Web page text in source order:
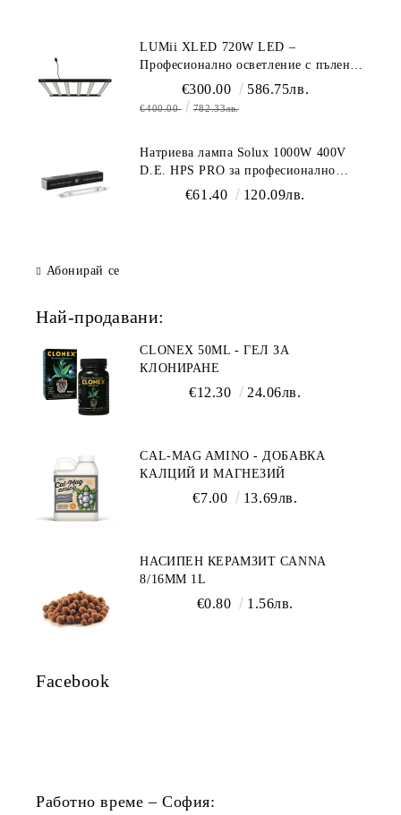
LUMii XLED 720W LED –
Професионално осветление с пълен
спектър (1700 µmol/s)
€300.00 586.75лв.
€400.00 782.33лв.
Натриева лампа Solux 1000W 400V
D.E. HPS PRO за професионално
осветление€61.40 120.09лв.
Абонирай се
Най-продавани:
CLONEX 50ML - ГЕЛ ЗА
КЛОНИРАНЕ
€12.30 24.06лв.
CAL-MAG AMINO - ДОБАВКА
КАЛЦИЙ И МАГНЕЗИЙ
€7.00 13.69лв.
НАСИПЕН КЕРАМЗИТ CANNA
8/16ММ 1L
€0.80 1.56лв.
Facebook
Работно време – София: